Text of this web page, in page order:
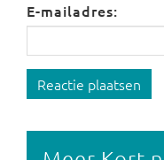
E-mailadres:
Reactie plaatsen